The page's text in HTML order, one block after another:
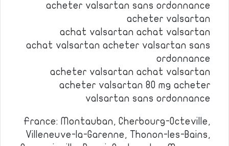
acheter valsartan sans ordonnance
acheter valsartan
achat valsartan achat valsartan
achat valsartan acheter valsartan sans
ordonnance
acheter valsartan achat valsartan
acheter valsartan 80 mg acheter
valsartan sans ordonnance
France: Montauban, Cherbourg-Octeville,
Villeneuve-la-Garenne, Thonon-les-Bains,